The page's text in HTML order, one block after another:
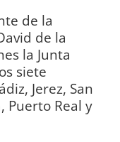
de la
de la
la Junta
siete
Jerez, San
Puerto Real y